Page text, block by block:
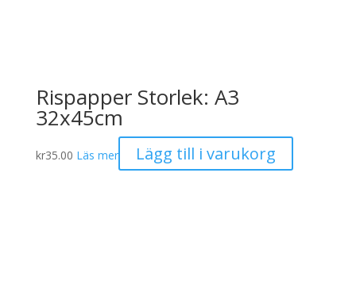
Rispapper Storlek: A3
32x45cm
kr35.00 Läs mer Lägg till i varukorg